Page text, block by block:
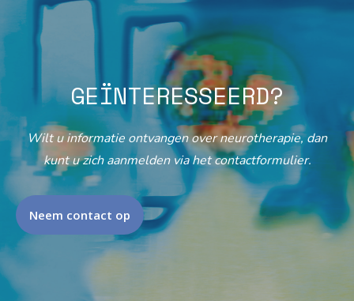
GEÏNTERESSEERD?
Wilt u informatie ontvangen over neurotherapie, dan
kunt u zich aanmelden via het contactformulier.
Neem contact op